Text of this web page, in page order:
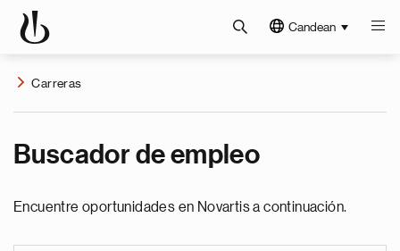
Candean
Carreras
Buscador de empleo
Encuentre oportunidades en Novartis a continuación.